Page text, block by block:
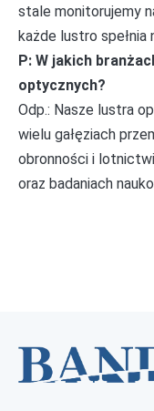
stale monitorujemy
każde lustro spełnia
P: W jakich
optycznych?
Odp.: Nasze lustra
wielu gałęziach
obronności i
oraz badaniach